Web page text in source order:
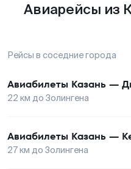
Авиарейсы из
Рейсы в соседние города
Авиабилеты Казань —
22 км до Золингена
Авиабилеты Казань —
27км до Золингена